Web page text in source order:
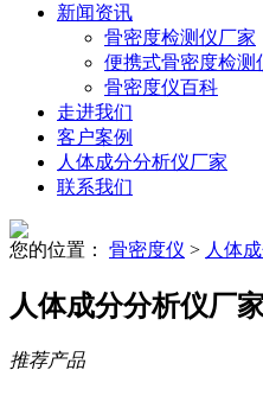
新闻资讯
骨密度检测仪厂家
便携式骨密度检测
骨密度仪百科
走进我们
客户案例
人体成分分析仪厂家
联系我们
您的位置： 骨密度仪 > 人体
人体成分分析仪厂家
推荐产品